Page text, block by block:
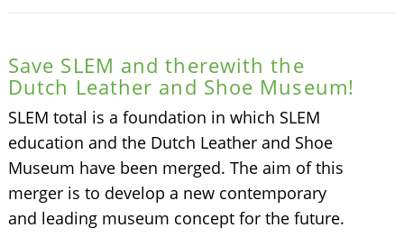
Save SLEM and therewith the
Dutch Leather and Shoe Museum!
SLEM total is a foundation in which SLEM
education and the Dutch Leather and Shoe
Museum have been merged. The aim of this
merger is to develop a new contemporary
and leading museum concept for the future.